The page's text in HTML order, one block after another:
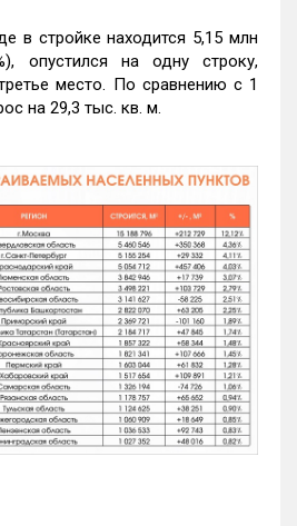
в стройке находится 5,15 млн
опустился на одну строку,
место. По сравнению с 1
на 29,3 тыс. кв. м.